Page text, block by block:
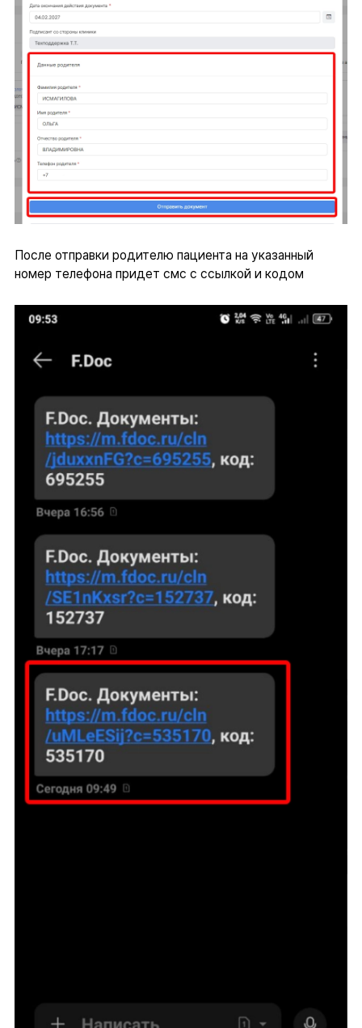
После отправки родителю пациента на указанный
номер телефона придет смс с ссылкой и кодом